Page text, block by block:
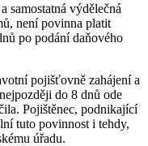
samostatná výdělečná
není povinna platit
po podání daňového
pojišťovně zahájení a
do 8 dnů ode
Pojištěnec, podnikající
tuto povinnost i tehdy,
úřadu.